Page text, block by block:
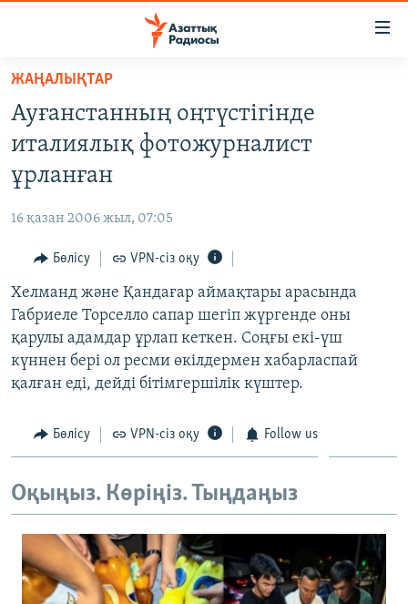
Skip
main
content
main
Search
САЯСАТ
АДАМ ҚҰҚЫҚТАРЫ
ӘЛЕУМЕТ
ӘЛЕМ
АРНАЙЫ ЖОБАЛАР
Русский
Басқа тілдерде
ЖАҢАЛЫҚТАР
Ауғанстанның оңтүстігінде
италиялық фотожурналист
ұрланған
16 қазан 2006 жыл, 07:05
Бөлісу VPN-сіз оқу
Хелманд және Қандағар аймақтары арасында
Габриеле Торселло сапар шегіп жүргенде оны
қарулы адамдар ұрлап кеткен. Соңғы екі-үш
күннен бері ол ресми өкілдермен хабарласпай
қалған еді, дейді бітімгершілік күштер.
Бөлісу VPN-сіз оқу Follow us
Оқыңыз. Көріңіз. Тыңдаңыз